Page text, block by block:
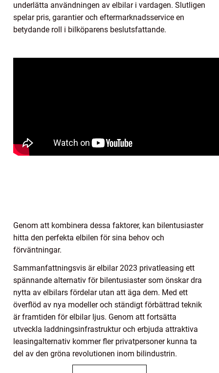
underlätta användningen av elbilar i vardagen. Slutligen
spelar pris, garantier och eftermarknadsservice en
betydande roll i bilköparens beslutsfattande.
Genom att kombinera dessa faktorer, kan bilentusiaster
hitta den perfekta elbilen för sina behov och
förväntningar.
Sammanfattningsvis är elbilar 2023 privatleasing ett
spännande alternativ för bilentusiaster som önskar dra
nytta av elbilars fördelar utan att äga dem. Med ett
överflöd av nya modeller och ständigt förbättrad teknik
är framtiden för elbilar ljus. Genom att fortsätta
utveckla laddningsinfrastruktur och erbjuda attraktiva
leasingalternativ kommer fler privatpersoner kunna ta
del av den gröna revolutionen inom bilindustrin.